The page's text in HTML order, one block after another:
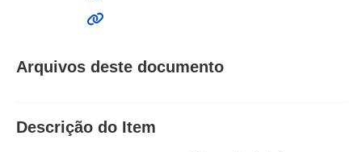
Arquivos deste documento
Descrição do Item